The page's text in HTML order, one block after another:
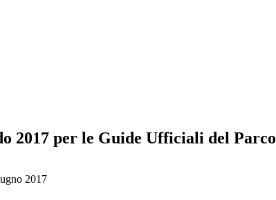
2017 per le Guide Ufficiali del Parco
2017